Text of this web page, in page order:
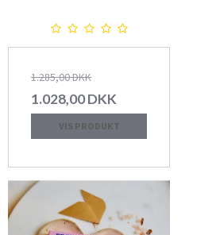
1.285,00 DKK
1.028,00 DKK
VIS PRODUKT